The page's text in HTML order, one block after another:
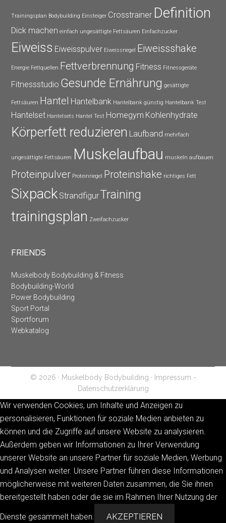
Trainingsplan Bodybuilding Einsteiger Crosstrainer Definition
Dick machen einfach ungesättigte Fettsäuren Einfachzucker
Eiweiss Eiweisspulver Eiweissriegel Eiweissshake
Energie Fettquellen Fettverbrennung Fitness Fitnessgeräte
Fitnessstudio Gesunde Ernährung gesättigte
Fettsäuren Hantel Hantelbank Hantelbank günstig Hantelbank Test
Hantelset Hantelsets Hantel Test Homegym Kohlenhydrate
Körperfett reduzieren Laufband mehrfach
ungesättigte Fettsäuren Muskelaufbau muskeln aufbauen
Proteinpulver Proteinriegel Proteinshake richtiges Fett
Sixpack StrandfigurTraining
trainingsplan Zweifachzucker
FRIENDS
Muskelbody Bodybuilding & Fitness
Bodybuilding-World
Power Bodybuilding
Sport Portal
Sportforum
Webkatalog
© 2026 · Muskelbody Bodybuilding · Impressum -
Datenschutzerklärung
Wir verwenden Cookies, um Inhalte und Anzeigen zu
personalisieren, Funktionen für soziale Medien anbieten zu
können und die Zugriffe auf unsere Website zu analysieren.
Außerdem geben wir Informationen zu Ihrer Verwendung
unserer Website an unsere Partner für soziale Medien, Werbung
und Analysen weiter. Unsere Partner führen diese Informationen
möglicherweise mit weiteren Daten zusammen, die Sie ihnen
bereitgestellt haben oder die sie im Rahmen Ihrer Nutzung der
Dienste gesammelt haben. AKZEPTIEREN